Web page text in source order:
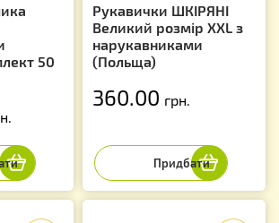
50
Рукавички ШКІРЯНІ
Великий розмір XXL з
нарукавниками
(Польща)
360.00 грн.